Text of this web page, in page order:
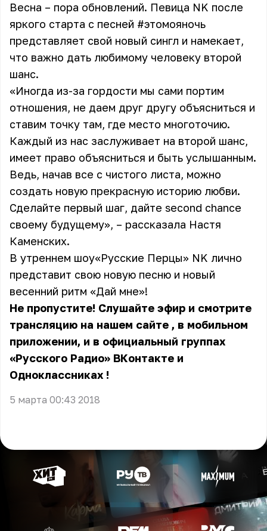
Весна – пора обновлений. Певица NK после
яркого старта с песней #этомояночь
представляет свой новый сингл и намекает,
что важно дать любимому человеку второй
шанс.
«Иногда из-за гордости мы сами портим
отношения, не даем друг другу объясниться и
ставим точку там, где место многоточию.
Каждый из нас заслуживает на второй шанс,
имеет право объясниться и быть услышанным.
Ведь, начав все с чистого листа, можно
создать новую прекрасную историю любви.
Сделайте первый шаг, дайте second chance
своему будущему», – рассказала Настя
Каменских.
В утреннем шоу«Русские Перцы» NK лично
представит свою новую песню и новый
весенний ритм «Дай мне»!
Не пропустите! Слушайте эфир и смотрите
трансляцию на нашем сайте , в мобильном
приложении, и в официальный группах
«Русского Радио» ВКонтакте и
Одноклассниках !
5 марта 00:43 2018